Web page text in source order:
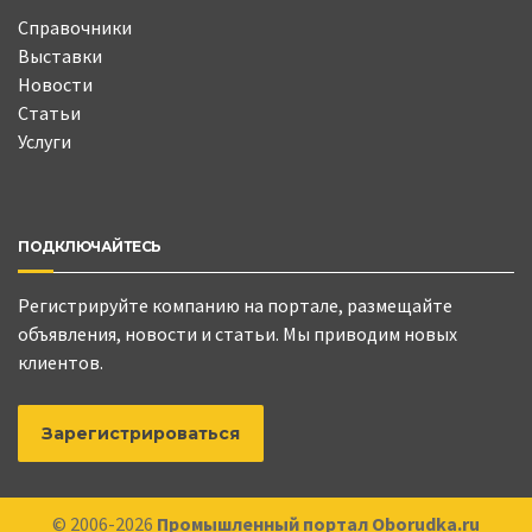
Справочники
Выставки
Новости
Статьи
Услуги
ПОДКЛЮЧАЙТЕСЬ
Регистрируйте компанию на портале, размещайте
объявления, новости и статьи. Мы приводим новых
клиентов.
Зарегистрироваться
© 2006-2026 Промышленный портал Oborudka.ru